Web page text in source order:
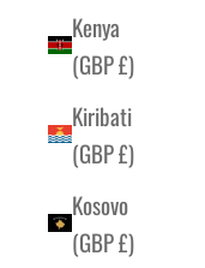
Kenya
(GBP £)
Kiribati
(GBP £)
Kosovo
(GBP £)